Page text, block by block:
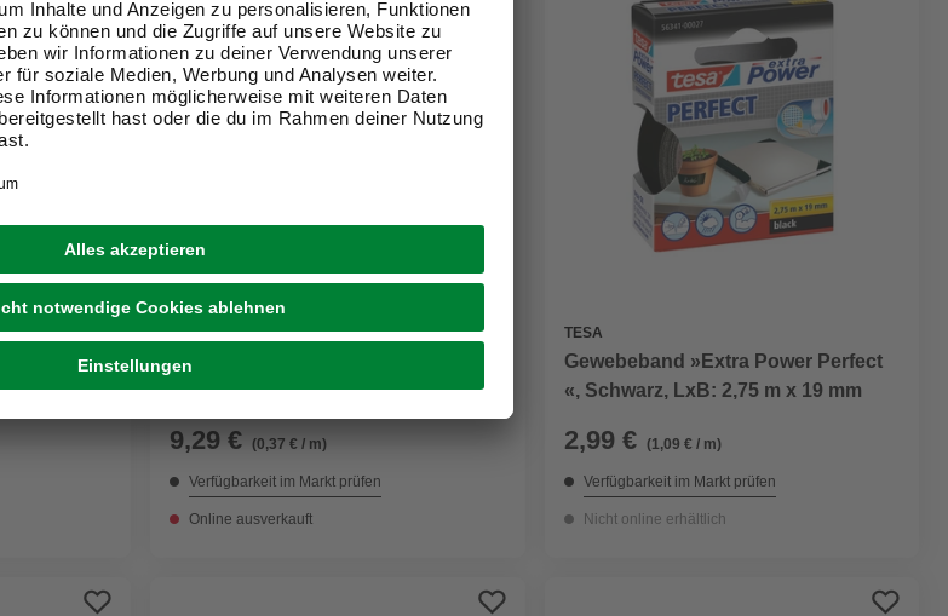
5 x
TESA
Gewebeband, silberfarben, BxL: 5 x
2500cm
9,29 € (0,37 € / m)
Verfügbarkeit im Markt prüfen
Online ausverkauft
TESA
Gewebeband »Extra Power Perfect
«, Schwarz, LxB: 2,75 m x 19 mm
2,99 € (1,09 € / m)
Verfügbarkeit im Markt prüfen
Nicht online erhältlich